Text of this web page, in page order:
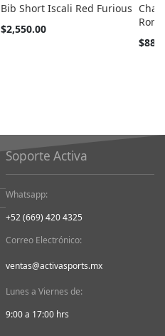
Bib Short Iscali Red Furious
Tan
$2,550.00
Tan
Soporte Activa
Whatsapp:
+52 (669) 420 4325
Correo Electrónico:
ventas@activasports.mx
Lunes a Viernes de:
9:00 a 17:00 hrs